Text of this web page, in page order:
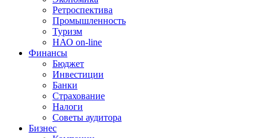
Ретроспектива
Промышленность
Туризм
НАО on-line
Финансы
Бюджет
Инвестиции
Банки
Страхование
Налоги
Советы аудитора
Бизнес